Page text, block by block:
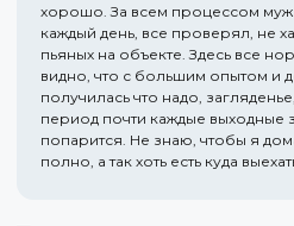
хорошо. За всем процессом муж
каждый день, все проверял, не
пьяных на объекте. Здесь все
видно, что с большим опытом и
получилась что надо,
период почти каждые выходные
попарится. Не знаю, чтобы я
полно, а так хоть есть куда